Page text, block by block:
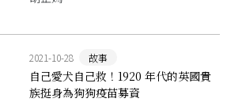
2021-10-28 故事
自己愛犬自己救！1920 年代的英國貴
族挺身為狗狗疫苗募資